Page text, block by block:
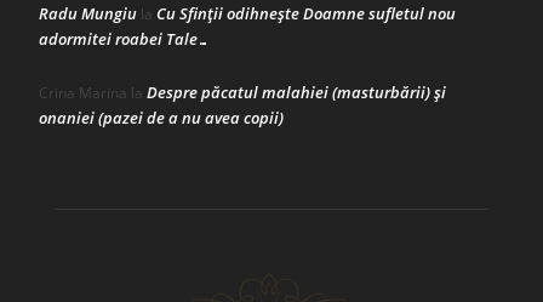
Radu Mungiu la Cu Sfinții odihnește Doamne sufletul nou
adormitei roabei Tale…
Crina Marina la Despre păcatul malahiei (masturbării) şi
onaniei (pazei de a nu avea copii)